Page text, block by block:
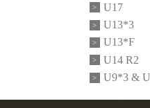
U17
U13*3
U13*F
U14 R2
U9*3 &